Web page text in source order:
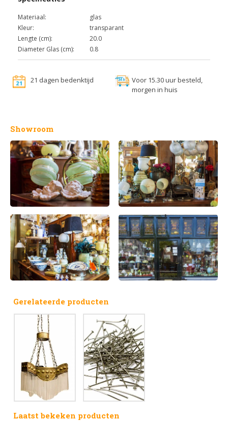
Materiaal:
glas
Kleur:
transparant
Lengte (cm):
20.0
Diameter Glas (cm):
0.8
21 dagen bedenktijd
Voor 15.30 uur besteld,
morgen in huis
Showroom
Gerelateerde producten
Laatst bekeken producten